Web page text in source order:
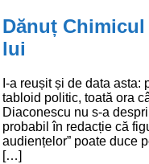
Dănuț
lui
I-a reușit și de data
tabloid politic, toată ora
Diaconescu nu s-a
probabil în redacție că
audiențelor” poate duce
[…]